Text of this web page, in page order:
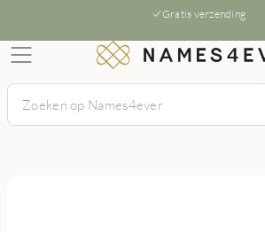
Gratis verzending